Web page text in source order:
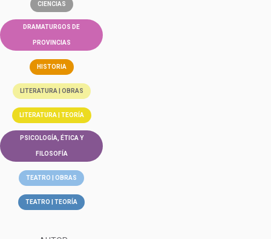
CIENCIAS
DRAMATURGOS DE
PROVINCIAS
HISTORIA
LITERATURA | OBRAS
LITERATURA | TEORÍA
PSICOLOGÍA, ÉTICA Y
FILOSOFÍA
TEATRO | OBRAS
TEATRO | TEORÍA